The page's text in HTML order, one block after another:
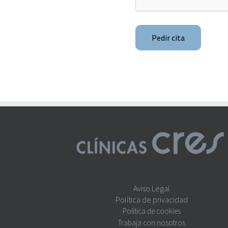
Aviso Legal
Política de privacidad
Política de cookies
Trabaja con nosotros